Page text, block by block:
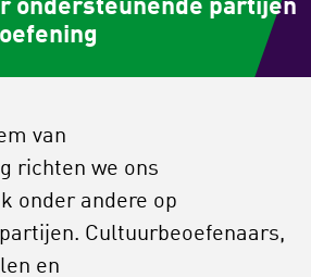
ondersteunende partijen
van
richten we ons
onder andere op
Cultuurbeoefenaars,
en